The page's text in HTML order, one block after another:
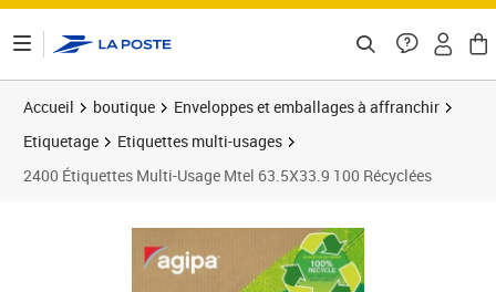
Accueil boutique
Enveloppes et emballages à affranchir
Etiquetage
Etiquettes multi-usages
2400 Étiquettes Multi-Usage Mtel 63.5X33.9 100 Récyclées